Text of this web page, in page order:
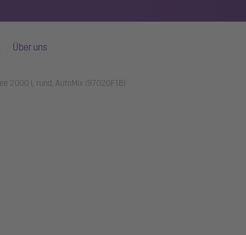
Über uns
2000 l, rund, AutoMix (97020F1B)